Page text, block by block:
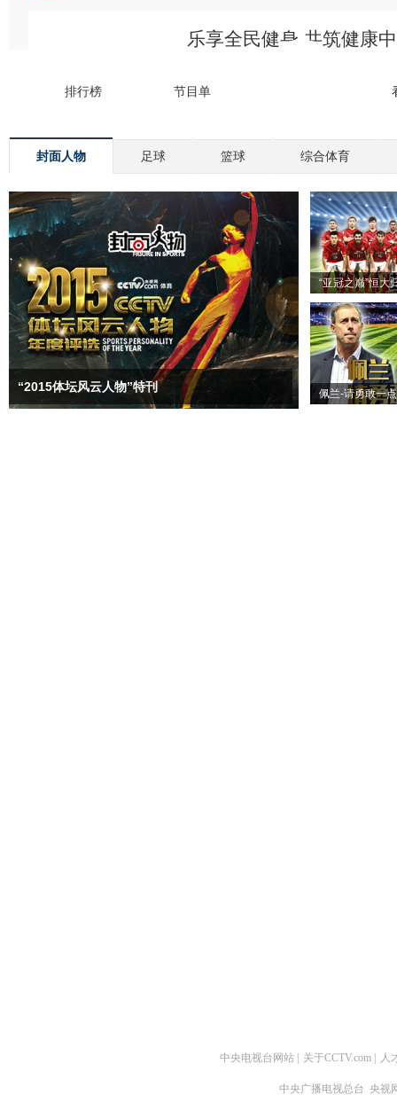
封面人物 足球 篮球 综合体育
“2015体坛风云人物”特刊
“亚冠之巅”恒大
佩兰-请勇敢一点
中央电视台网站 关于CCTV.com 人
中央广播电视总台 央视